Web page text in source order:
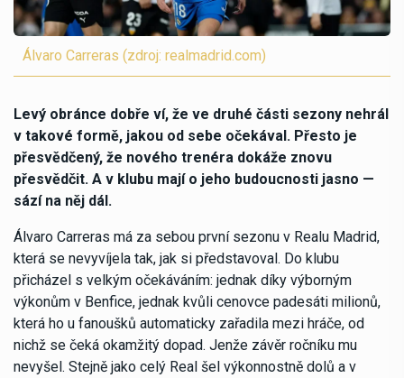
Álvaro Carreras (zdroj: realmadrid.com)
Levý obránce dobře ví, že ve druhé části sezony nehrál
v takové formě, jakou od sebe očekával. Přesto je
přesvědčený, že nového trenéra dokáže znovu
přesvědčit. A v klubu mají o jeho budoucnosti jasno —
sází na něj dál.
Álvaro Carreras má za sebou první sezonu v Realu Madrid,
která se nevyvíjela tak, jak si představoval. Do klubu
přicházel s velkým očekáváním: jednak díky výborným
výkonům v Benfice, jednak kvůli cenovce padesáti milionů,
která ho u fanoušků automaticky zařadila mezi hráče, od
nichž se čeká okamžitý dopad. Jenže závěr ročníku mu
nevyšel. Stejně jako celý Real šel výkonnostně dolů a v